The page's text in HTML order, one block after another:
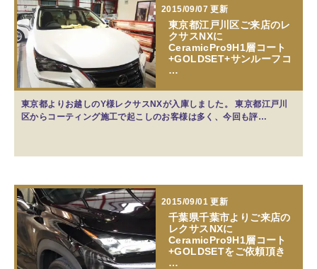
2015/09/07 更新
東京都江戸川区ご来店のレ
クサスNXに
CeramicPro9H1層コート
+GOLDSET+サンルーフコ
…
東京都よりお越しのY様レクサスNXが入庫しました。 東京都江戸川
区からコーティング施工で起こしのお客様は多く、今回も評…
2015/09/01 更新
千葉県千葉市よりご来店の
レクサスNXに
CeramicPro9H1層コート
+GOLDSETをご依頼頂き
…